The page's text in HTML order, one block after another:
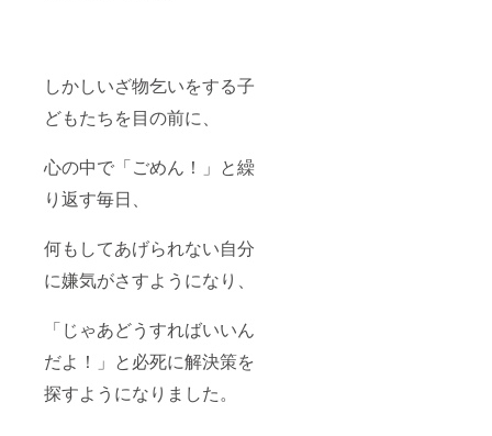
しかしいざ物乞いをする子
どもたちを目の前に、
心の中で「ごめん！」と繰
り返す毎日、
何もしてあげられない自分
に嫌気がさすようになり、
「じゃあどうすればいいん
だよ！」と必死に解決策を
探すようになりました。